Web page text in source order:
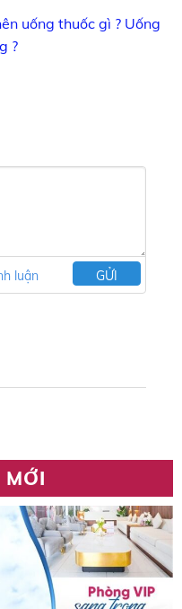
uống thuốc gì ? Uống
?
luận GỬI